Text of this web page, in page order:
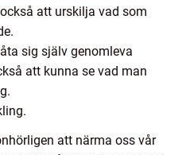
att urskilja vad som
sig själv genomleva
att kunna se vad man
att närma oss vår